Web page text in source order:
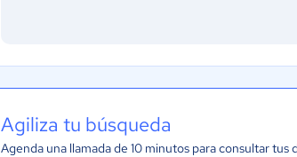
Agiliza tu búsqueda
Agenda una llamada de 10 minutos para consultar tus